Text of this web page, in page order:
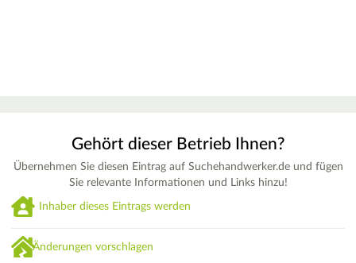
Gehört dieser Betrieb Ihnen?
Übernehmen Sie diesen Eintrag auf Suchehandwerker.de und fügen
Sie relevante Informationen und Links hinzu!
Inhaber dieses Eintrags werden
Änderungen vorschlagen